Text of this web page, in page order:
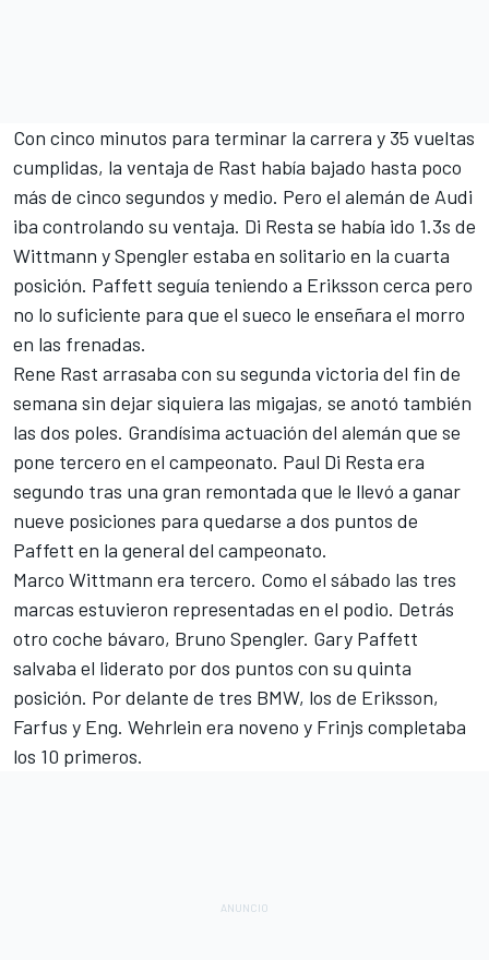
Con cinco minutos para terminar la carrera y 35 vueltas
cumplidas, la ventaja de Rast había bajado hasta poco
más de cinco segundos y medio. Pero el alemán de Audi
iba controlando su ventaja. Di Resta se había ido 1.3s de
Wittmann y Spengler estaba en solitario en la cuarta
posición. Paffett seguía teniendo a Eriksson cerca pero
no lo suficiente para que el sueco le enseñara el morro
en las frenadas.
Rene Rast arrasaba con su segunda victoria del fin de
semana sin dejar siquiera las migajas, se anotó también
las dos poles. Grandísima actuación del alemán que se
pone tercero en el campeonato. Paul Di Resta era
segundo tras una gran remontada que le llevó a ganar
nueve posiciones para quedarse a dos puntos de
Paffett en la general del campeonato.
Marco Wittmann era tercero. Como el sábado las tres
marcas estuvieron representadas en el podio. Detrás
otro coche bávaro, Bruno Spengler. Gary Paffett
salvaba el liderato por dos puntos con su quinta
posición. Por delante de tres BMW, los de Eriksson,
Farfus y Eng. Wehrlein era noveno y Frinjs completaba
los 10 primeros.